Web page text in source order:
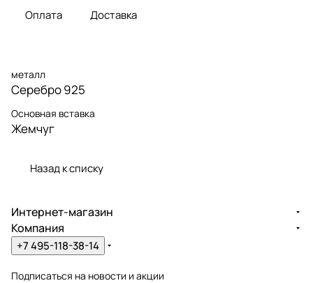
Оплата Доставка
металл
Серебро 925
Основная вставка
Жемчуг
Назад к списку
Интернет-магазин
Компания
+7 495-118-38-14
Подписаться на новости и акции